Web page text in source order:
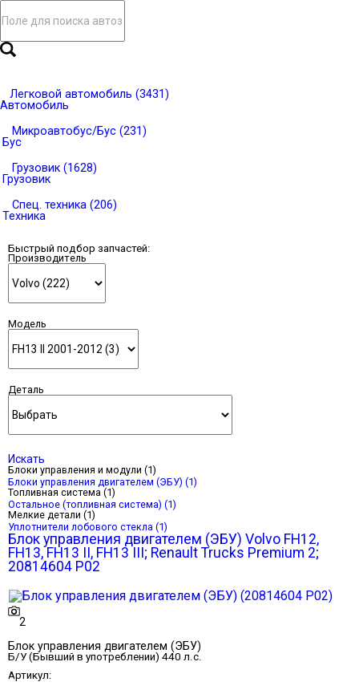
Легковой автомобиль (3431)
Автомобиль
Микроавтобус/Бус (231)
Бус
Грузовик (1628)
Грузовик
Спец. техника (206)
Техника
Быстрый подбор запчастей:
Производитель
Модель
Деталь
Искать
Блоки управления и модули (1)
Блоки управления двигателем (ЭБУ) (1)
Топливная система (1)
Остальное (топливная система) (1)
Мелкие детали (1)
Уплотнители лобового стекла (1)
Блок управления двигателем (ЭБУ) Volvo FH12,
FH13, FH13 II, FH13 III; Renault Trucks Premium 2;
20814604 P02
2
Блок управления двигателем (ЭБУ)
Б/У (Бывший в употреблении) 440 л.с.
Артикул: